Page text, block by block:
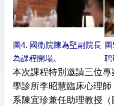
圖4. 國衛院陳為堅副院長
為課程開場。
聘
本次課程特別邀請三位
學診所李昭慧臨床心理
系陳宜珍兼任助理教授